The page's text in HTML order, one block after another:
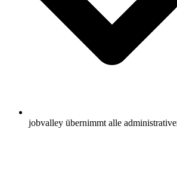
jobvalley übernimmt alle